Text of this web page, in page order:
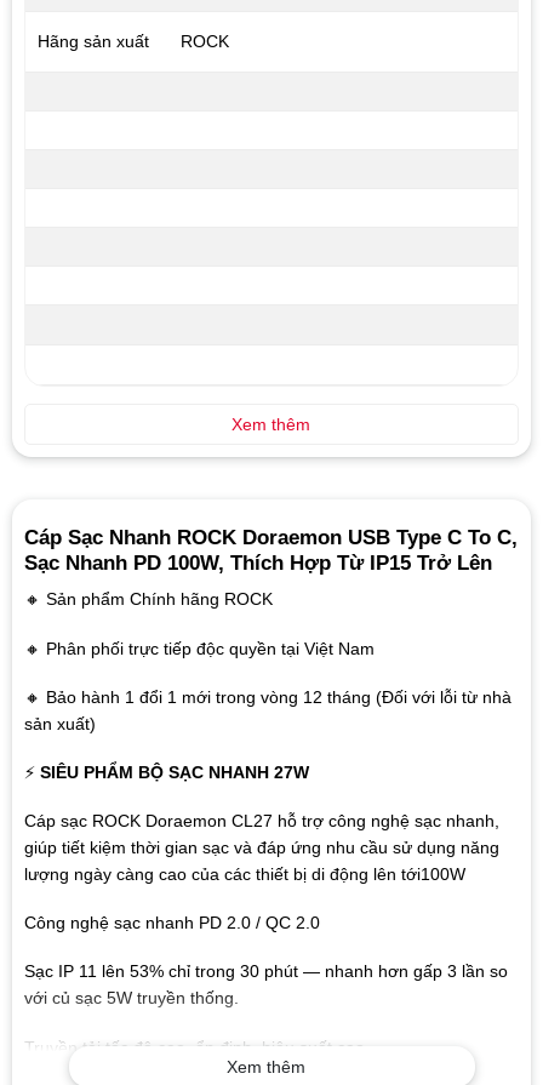
Cáp Sạc Nhanh ROCK Doraemon USB Type C To C,
Sạc Nhanh PD 100W, Thích Hợp Từ IP15 Trở Lên
🔸 Sản phẩm Chính hãng ROCK
🔸 Phân phối trực tiếp độc quyền tại Việt Nam
🔸 Bảo hành 1 đổi 1 mới trong vòng 12 tháng (Đối với lỗi từ nhà
sản xuất)
⚡ SIÊU PHẨM BỘ SẠC NHANH 27W
Cáp sạc ROCK Doraemon CL27 hỗ trợ công nghệ sạc nhanh,
giúp tiết kiệm thời gian sạc và đáp ứng nhu cầu sử dụng năng
lượng ngày càng cao của các thiết bị di động lên tới100W
Công nghệ sạc nhanh PD 2.0 / QC 2.0
Sạc IP 11 lên 53% chỉ trong 30 phút — nhanh hơn gấp 3 lần so
với củ sạc 5W truyền thống.
Truyền tải tốc độ cao, ổn định, hiệu suất cao.
Xem thêm
Hãng sản xuất ROCK
Xem thêm